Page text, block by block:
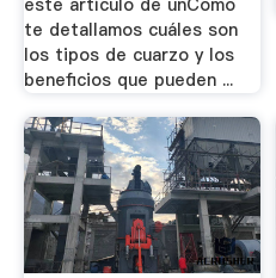
este artículo de unComo
te detallamos cuáles son
los tipos de cuarzo y los
beneficios que pueden ...